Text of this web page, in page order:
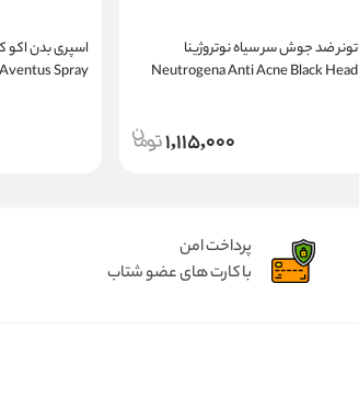
تونر ضد جوش سر سیاه نوتروژینا
Neutrogena Anti Acne Black Head
1,115,000
اسپری بدن اکو
Spray
پرداخت امن
با کارت های عضو شتاب